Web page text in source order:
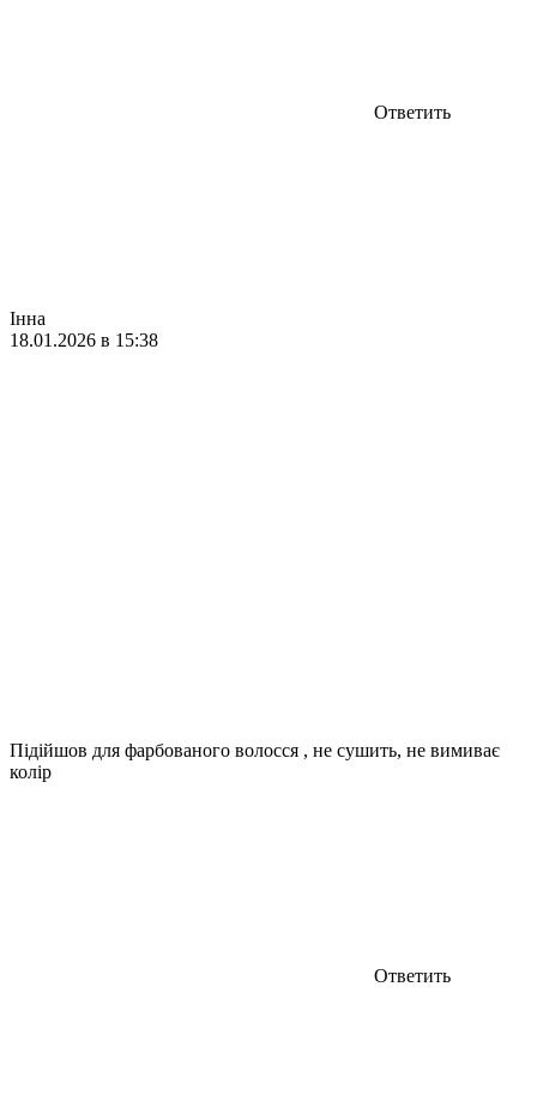
Ответить
Інна
18.01.2026 в 15:38
Підійшов для фарбованого волосся , не сушить, не вимиває
колір
Ответить